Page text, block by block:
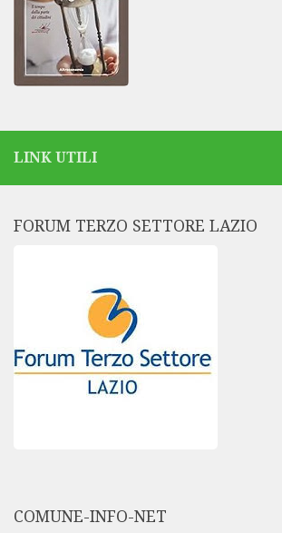
LINK UTILI
FORUM TERZO SETTORE LAZIO
COMUNE-INFO-NET